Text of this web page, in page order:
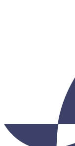
Сушилки для
V-